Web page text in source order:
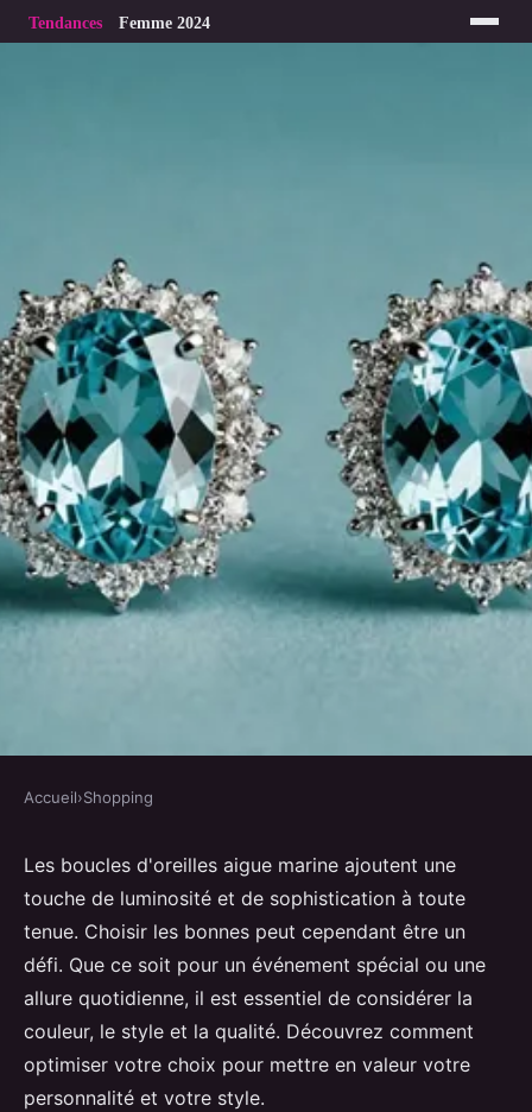
SHOPPING
Boucles d'oreilles aigue marine :
comment bien les choisir ?
Giulia •11 novembre 2024 •7 min de lecture
Accueil›Shopping
Les boucles d'oreilles aigue marine ajoutent une
touche de luminosité et de sophistication à toute
tenue. Choisir les bonnes peut cependant être un
défi. Que ce soit pour un événement spécial ou une
allure quotidienne, il est essentiel de considérer la
couleur, le style et la qualité. Découvrez comment
optimiser votre choix pour mettre en valeur votre
personnalité et votre style.